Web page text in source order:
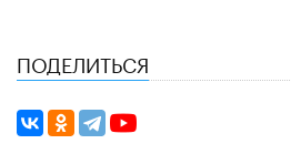
ПОДЕЛИТЬСЯ